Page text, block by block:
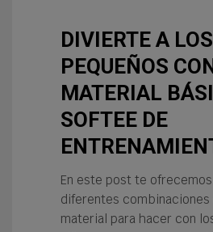
DIVIERTE A
PEQUEÑOS
MATERIAL
SOFTEE DE
En este post te ofrecemos
diferentes combinaciones
material para hacer con